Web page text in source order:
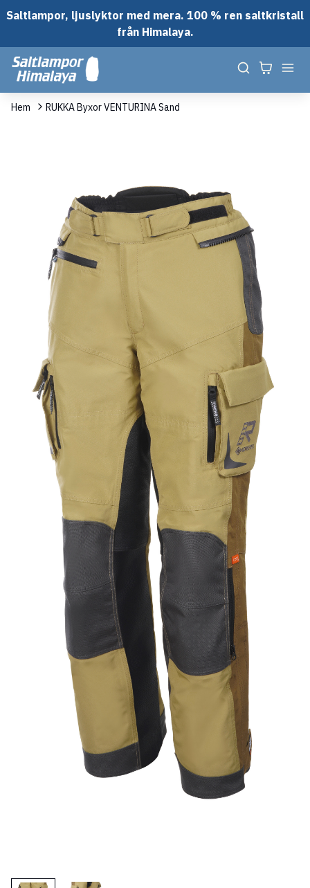
Saltlampor, ljuslyktor med mera. 100 % ren saltkristall
från Himalaya.
Hem RUKKA Byxor VENTURINA Sand